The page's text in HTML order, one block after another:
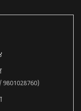
9801028760)